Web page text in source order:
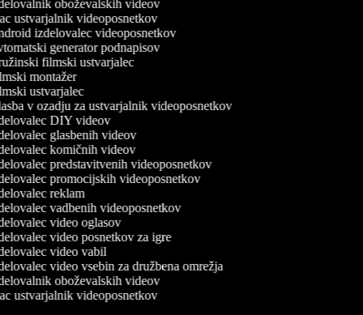
oboževalskih videov
ustvarjalnik videoposnetkov
izdelovalec videoposnetkov
generator podnapisov
filmski ustvarjalec
montažer
ustvarjalec
v ozadju za ustvarjalnik videoposnetkov
DIY videov
glasbenih videov
komičnih videov
predstavitvenih videoposnetkov
promocijskih videoposnetkov
reklam
vadbenih videoposnetkov
video oglasov
video posnetkov za igre
video vabil
video vsebin za družbena omrežja
oboževalskih videov
ustvarjalnik videoposnetkov